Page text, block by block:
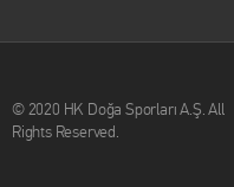
© 2020 HK Doğa Sporları A.Ş. All
Rights Reserved.